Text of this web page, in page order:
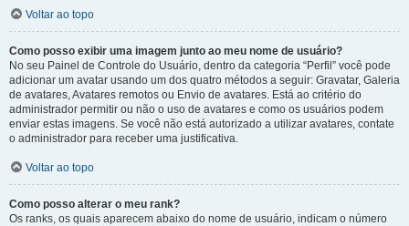
Voltar ao topo
Como posso exibir uma imagem junto ao meu nome de usuário?
No seu Painel de Controle do Usuário, dentro da categoria “Perfil” você pode
adicionar um avatar usando um dos quatro métodos a seguir: Gravatar, Galeria
de avatares, Avatares remotos ou Envio de avatares. Está ao critério do
administrador permitir ou não o uso de avatares e como os usuários podem
enviar estas imagens. Se você não está autorizado a utilizar avatares, contate
o administrador para receber uma justificativa.
Voltar ao topo
Como posso alterar o meu rank?
Os ranks, os quais aparecem abaixo do nome de usuário, indicam o número